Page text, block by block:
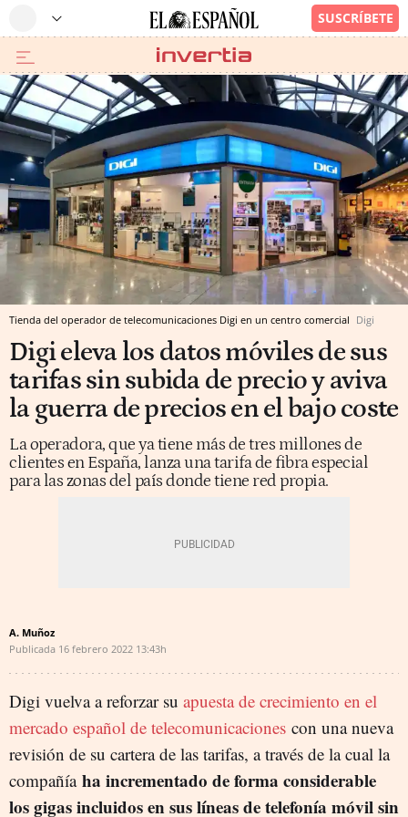
Tienda del operador de telecomunicaciones Digi en un centro comercial Digi
Digi eleva los datos móviles de sus
tarifas sin subida de precio y aviva
la guerra de precios en el bajo coste
La operadora, que ya tiene más de tres millones de
clientes en España, lanza una tarifa de fibra especial
para las zonas del país donde tiene red propia.
A. Muñoz
Publicada 16 febrero 2022 13:43h
Digi vuelva a reforzar su apuesta de crecimiento en el
mercado español de telecomunicaciones con una nueva
revisión de su cartera de las tarifas, a través de la cual la
compañíaha incrementado de forma considerable
los gigas incluidos en sus líneas de telefonía móvil sin